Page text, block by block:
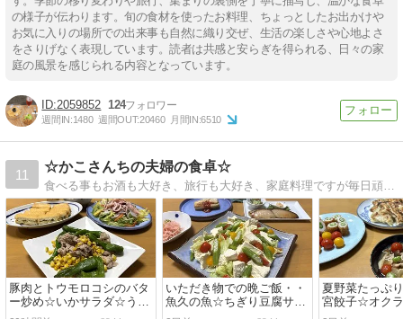
の様子が伝わります。旬の食材を使ったお料理、ちょっとしたお出かけや
お気に入りの場所での出来事も自然に織り交ぜ、生活の楽しさや心地よさ
をさりげなく表現しています。読者は共感と安らぎを得られる、日々の家
庭の風景を感じられる内容となっています。
2059852 124
週間IN:1480 週間OUT:20460 月間IN:6510
11
☆かこさんちの夫婦の食卓☆
食べる事もお酒も大好き、旅行も大好き、家庭料理ですが毎日頑張っています。
豚肉とトウモロコシのバタ
ー炒め☆いかサラダ☆うれ
しいいただき物
いただき物での晩ご飯・・
魚久の魚☆ちぎり豆腐サラ
ダ☆子犬の件
夏野菜たっぷ
宮餃子☆オク